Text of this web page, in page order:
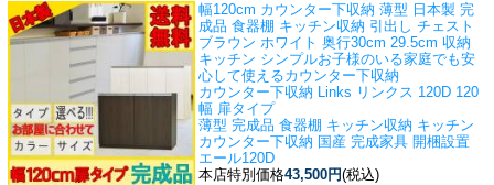
幅120cm カウンター下収納 薄型 日本製 完
成品 食器棚 キッチン収納 引出し チェスト
ブラウン ホワイト 奥行30cm 29.5cm 収納
キッチン シンプルお子様のいる家庭でも安
心して使えるカウンター下収納
カウンター下収納 Links リンクス 120D 120
幅 扉タイプ
薄型 完成品 食器棚 キッチン収納 キッチン
カウンター下収納 国産 完成家具 開梱設置
エール120D
本店特別価格43,500円(税込)